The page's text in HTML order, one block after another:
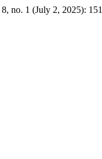
8, no. 1 (July 2, 2025):